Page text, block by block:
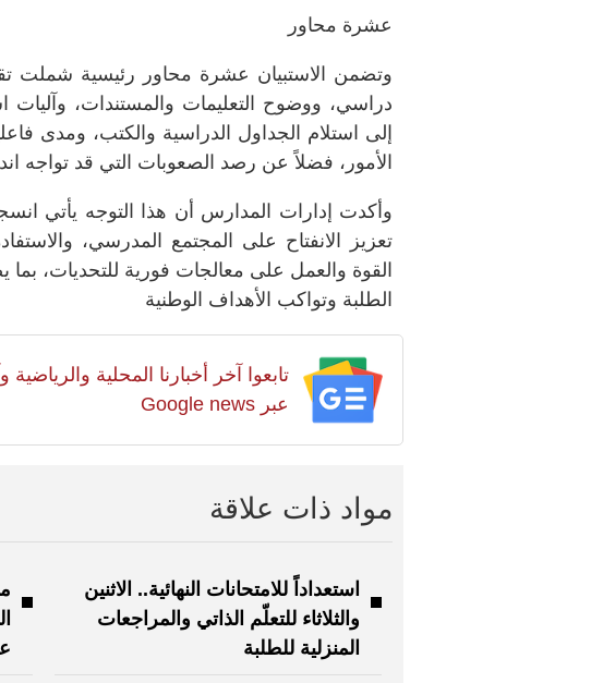
عشرة محاور
وتضمن الاستبيان عشرة محاور رئيسية شملت
دراسي، ووضوح التعليمات والمستندات، وآليات
إلى استلام الجداول الدراسية والكتب، ومدى
الأمور، فضلاً عن رصد الصعوبات التي قد تواجه
وأكدت إدارات المدارس أن هذا التوجه يأتي
تعزيز الانفتاح على المجتمع المدرسي،
القوة والعمل على معالجات فورية للتحديات، بما
الطلبة وتواكب الأهداف الوطنية
تابعوا آخر أخبارنا المحلية
عبر Google news
مواد ذات علاقة
استعداداً للامتحانات النهائية.. الاثنين
والثلاثاء للتعلّم الذاتي والمراجعات
المنزلية للطلبة